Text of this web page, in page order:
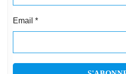
Email *